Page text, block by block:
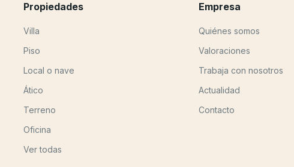
Propiedades
Villa
Piso
Local o nave
Ático
Terreno
Oficina
Ver todas
Empresa
Quiénes somos
Valoraciones
Trabaja con nosotros
Actualidad
Contacto